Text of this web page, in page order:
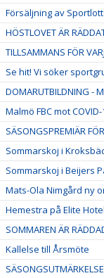
Försäljning av
HÖSTLOVET ÄR
TILLSAMMANS FÖR
Se hit! Vi söker
DOMARUTBILDNING -
Malmö FBC mot
SÄSONGSPREMIÄR
Sommarskoj i
Sommarskoj i Beijers
Mats-Ola Nimgård ny
Hemestra på Elite
SOMMAREN ÄR
Kallelse till Årsmöte